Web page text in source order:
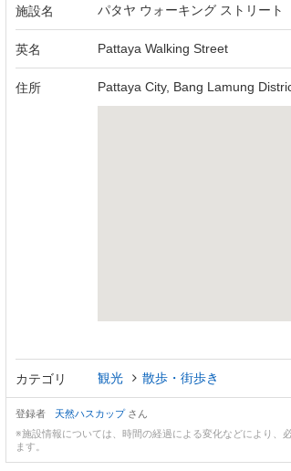
施設名 パタヤ ウォーキング ストリート
英名 Pattaya Walking Street
住所 Pattaya City, Bang Lamung
カテゴリ 観光 散歩・街歩き
登録者 天然ハスカップ さん
※施設情報については、時間の経過による変化などにより、
ます。